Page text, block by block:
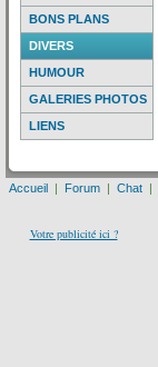
BONS PLANS
DIVERS
HUMOUR
GALERIES PHOTOS
LIENS
Accueil | Forum | Chat |
Votre publicité ici ?